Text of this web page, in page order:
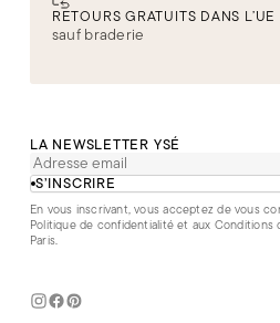
RETOURS GRATUITS DANS L’UE
sauf braderie
LA NEWSLETTER YSÉ
S’INSCRIRE
En vous inscrivant, vous acceptez de vous
Politique de confidentialitéet aux Conditions
Paris.